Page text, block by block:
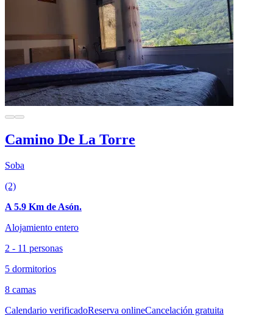
Camino De La Torre
Soba
(2)
A 5.9 Km de Asón.
Alojamiento entero
2 - 11 personas
5 dormitorios
8 camas
Calendario verificadoReserva onlineCancelación gratuita